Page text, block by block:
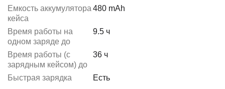
Емкость аккумулятора
кейса
480 mAh
Время работы на
одном заряде до
9.5 ч
Время работы (с
зарядным кейсом) до
36 ч
Быстрая зарядка Есть